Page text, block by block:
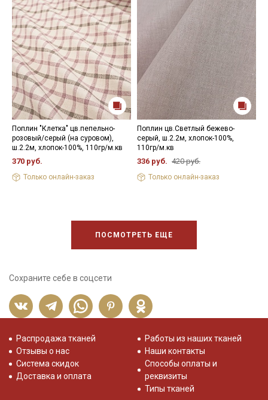
Поплин "Клетка" цв.пепельно-
розовый/серый (на суровом),
ш.2.2м, хлопок-100%, 110гр/м.кв
370 руб.
Только онлайн-заказ
Поплин цв.Светлый бежево-
серый, ш.2.2м, хлопок-100%,
110гр/м.кв
336 руб. 420 руб.
Только онлайн-заказ
ПОСМОТРЕТЬ ЕЩЕ
Сохраните себе в соцсети
Распродажа тканей
Отзывы о нас
Система скидок
Доставка и оплата
Работы из наших тканей
Наши контакты
Способы оплаты и
реквизиты
Типы тканей